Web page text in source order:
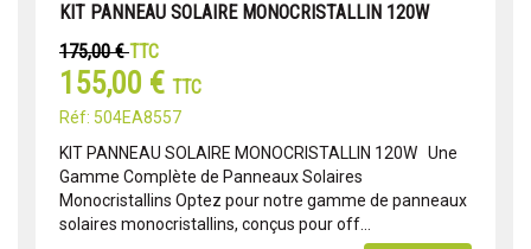
KIT PANNEAU SOLAIRE MONOCRISTALLIN 120W
175,00 €TTC
155,00 € TTC
Réf: 504EA8557
KIT PANNEAU SOLAIRE MONOCRISTALLIN 120W Une
Gamme Complète de Panneaux Solaires
Monocristallins Optez pour notre gamme de panneaux
solaires monocristallins, conçus pour off...